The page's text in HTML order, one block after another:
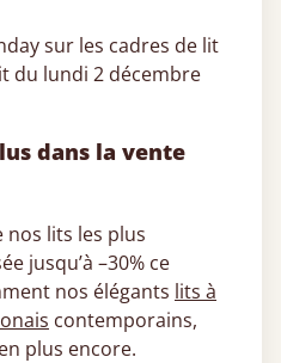
sur les cadres de lit
du lundi 2 décembre
dans la vente
nos lits les plus
jusqu’à –30% ce
nos élégants lits à
contemporains,
plus encore.